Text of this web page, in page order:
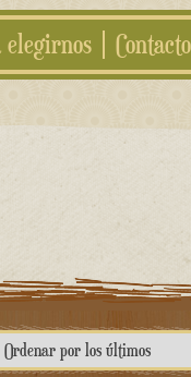
elegirnos